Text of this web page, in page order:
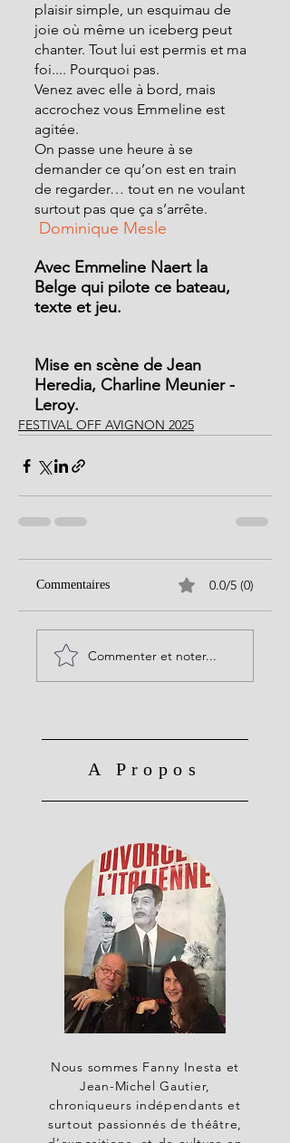
plaisir simple, un esquimau de
joie où même un iceberg peut
chanter. Tout lui est permis et ma
foi.... Pourquoi pas.
Venez avec elle à bord, mais
accrochez vous Emmeline est
agitée.
On passe une heure à se
demander ce qu’on est en train
de regarder… tout en ne voulant
surtout pas que ça s’arrête.
Dominique Mesle
Avec Emmeline Naert la
Belge qui pilote ce bateau,
texte et jeu.
Mise en scène de Jean
Heredia, Charline Meunier -
Leroy.
FESTIVAL OFF AVIGNON 2025
Commentaires 0.0/5 (0)
Commenter et noter...
A Propos
Nous sommes Fanny Inesta et
Jean-Michel Gautier,
chroniqueurs indépendants et
surtout passionnés de théâtre,